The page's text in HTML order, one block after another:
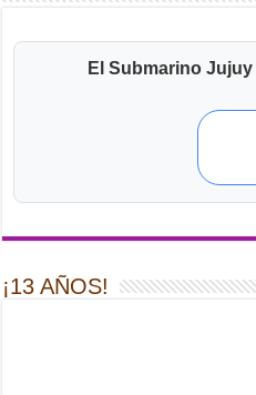
El Submarino Jujuy
¡13 AÑOS!